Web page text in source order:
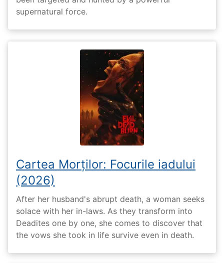
supernatural force.
Cartea Morților: Focurile iadului
(2026)
After her husband's abrupt death, a woman seeks
solace with her in-laws. As they transform into
Deadites one by one, she comes to discover that
the vows she took in life survive even in death.